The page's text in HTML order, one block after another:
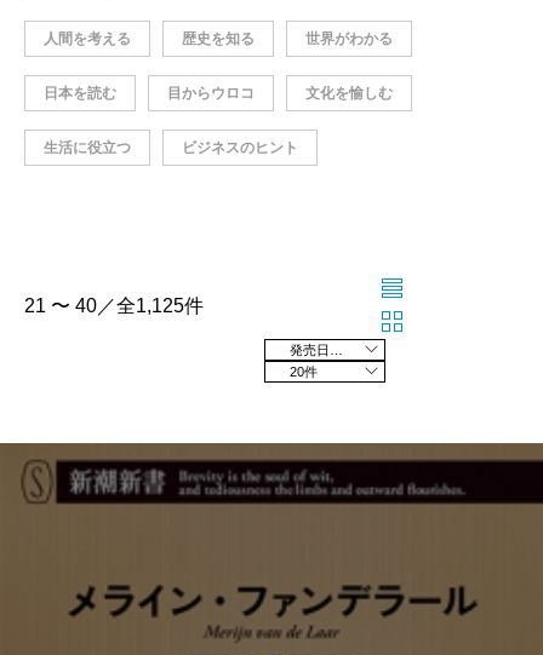
人間を考える 歴史を知る 世界がわかる
日本を読む 目からウロコ 文化を愉しむ
生活に役立つ ビジネスのヒント
21 〜 40／全1,125件
20件